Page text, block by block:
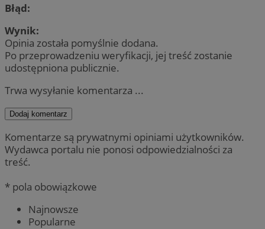
Błąd:
Wynik:
Opinia została pomyślnie dodana.
Po przeprowadzeniu weryfikacji, jej treść zostanie
udostępniona publicznie.
Trwa wysyłanie komentarza ...
Dodaj komentarz
Komentarze są prywatnymi opiniami użytkowników.
Wydawca portalu nie ponosi odpowiedzialności za
treść.
* pola obowiązkowe
Najnowsze
Popularne